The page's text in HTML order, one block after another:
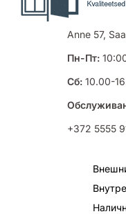
Anne 57,
Пн-Пт:
Сб:10.00-
+372 5555